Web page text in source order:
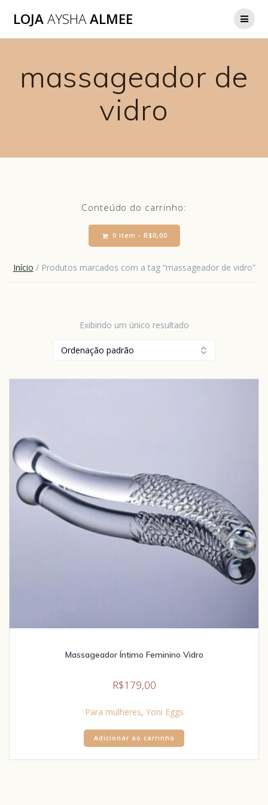
LOJAAYSHAALMEE
massageador de
vidro
Conteúdo do carrinho:
0 item - R$0,00
Início / Produtos marcados com a tag “massageador de vidro”
Exibindo um único resultado
Massageador Íntimo Feminino Vidro
R$179,00
Para mulheres, Yoni Eggs
Adicionar ao carrinho